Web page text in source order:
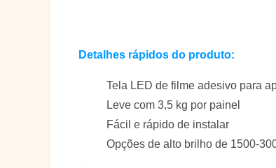
Detalhes rápidos do produto:
Tela LED de filme adesivo para
Leve com 3,5 kg por painel
Fácil e rápido de instalar
Opções de alto brilho de 1500-